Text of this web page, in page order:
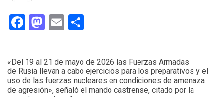
Facebook
Mastodon
Email
«Del 19 al 21 de mayo de 2026 las Fuerzas Armadas
de Rusia llevan a cabo ejercicios para los preparativos y el
uso de las fuerzas nucleares en condiciones de amenaza
de agresión», señaló el mando castrense, citado por la